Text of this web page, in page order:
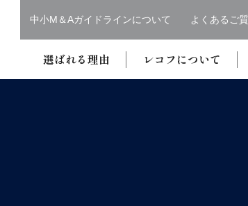
中小M＆Aガイドラインについて よくあるご
選ばれる理由 レコフについて